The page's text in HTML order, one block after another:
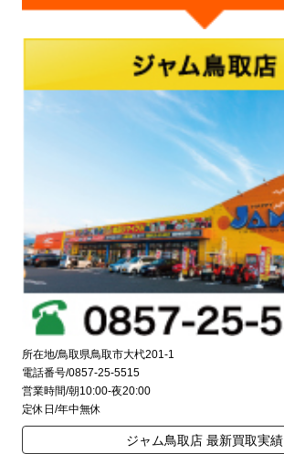
所在地/鳥取県鳥取市大杙201-1
電話番号/0857-25-5515
営業時間/朝10:00-夜20:00
定休日/年中無休
ジャム鳥取店 最新買取実績